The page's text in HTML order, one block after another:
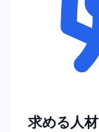
求める人材